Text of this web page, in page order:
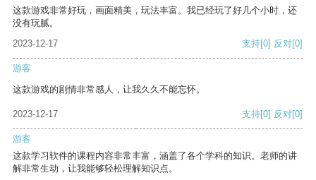
这款游戏非常好玩，画面精美，玩法丰富。我已经玩了好几个小时，还
没有玩腻。
2023-12-17
支持[0] 反对[0]
游客
这款游戏的剧情非常感人，让我久久不能忘怀。
2023-12-17 支持[0] 反对[0]
游客
这款学习软件的课程内容非常丰富，涵盖了各个学科的知识。老师的讲
解非常生动，让我能够轻松理解知识点。